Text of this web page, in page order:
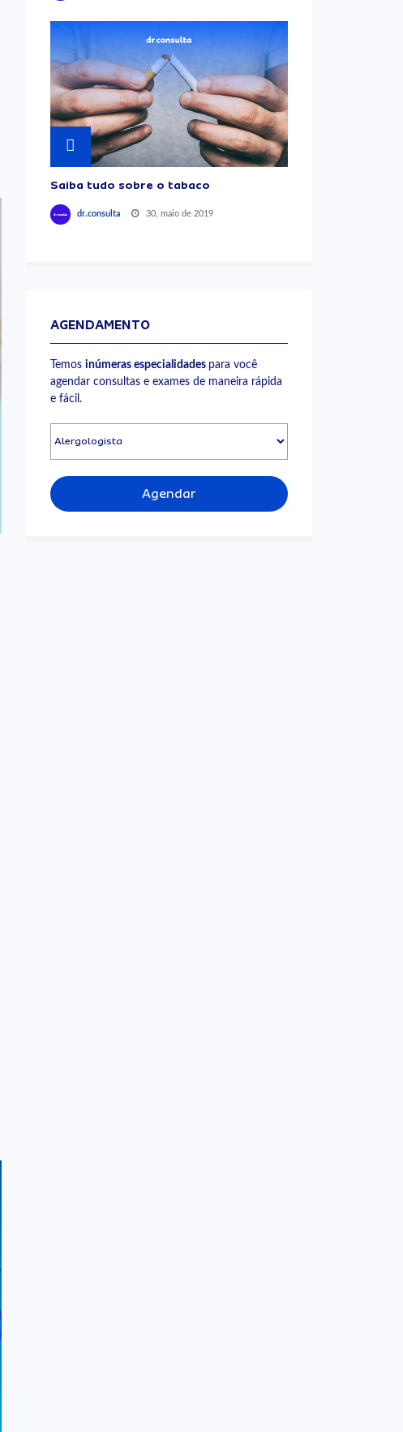
Saiba tudo sobre o tabaco
dr.consulta 30, maio de 2019
AGENDAMENTO
Temos inúmeras especialidades para você
agendar consultas e exames de maneira rápida
e fácil.
Agendar